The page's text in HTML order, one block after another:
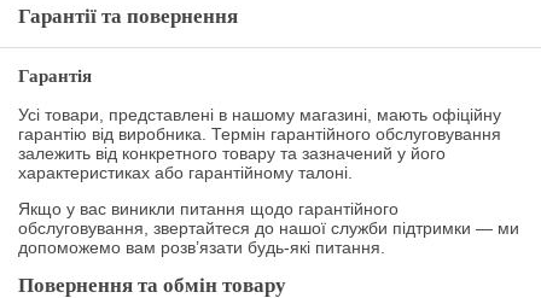
Гарантії та повернення
Гарантія
Усі товари, представлені в нашому магазині, мають офіційну
гарантію від виробника. Термін гарантійного обслуговування
залежить від конкретного товару та зазначений у його
характеристиках або гарантійному талоні.
Якщо у вас виникли питання щодо гарантійного
обслуговування, звертайтеся до нашої служби підтримки — ми
допоможемо вам розв’язати будь-які питання.
Повернення та обмін товару